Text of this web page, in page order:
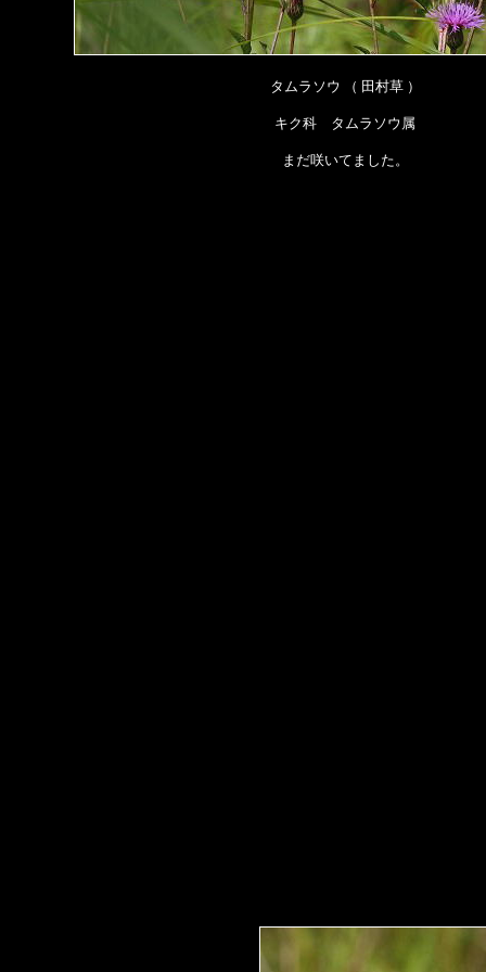
タムラソウ （ 田村草 ）
キク科 タムラソウ属
まだ咲いてました。